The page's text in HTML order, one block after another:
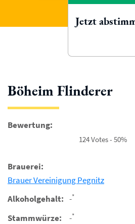
Böheim Flinderer
Bewertung:
124 Votes - 50%
Brauerei:
Brauer Vereinigung Pegnitz
Alkoholgehalt: -*
Stammwürze: -*
Jetzt